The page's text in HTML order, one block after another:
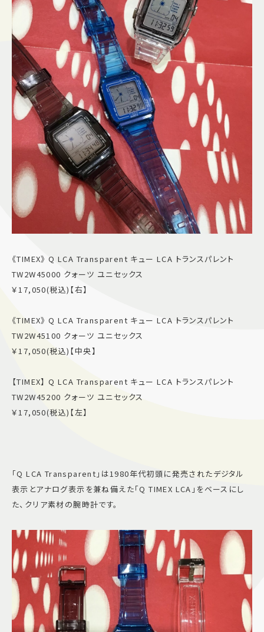
《TIMEX》 Q LCA Transparent キュー LCA トランスパレント
TW2W45000 クォーツ ユニセックス
￥17,050(税込)【右】
《TIMEX》 Q LCA Transparent キュー LCA トランスパレント
TW2W45100 クォーツ ユニセックス
￥17,050(税込)【中央】
【TIMEX】 Q LCA Transparent キュー LCA トランスパレント
TW2W45200 クォーツ ユニセックス
￥17,050(税込)【左】
「Q LCA Transparent」は1980年代初頭に発売されたデジタル
表示とアナログ表示を兼ね備えた「Q TIMEX LCA」をベースにし
た、クリア素材の腕時計です。